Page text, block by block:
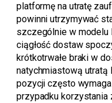
platformę na utratę
powinni utrzymywać
szczególnie w modelu
ciągłość dostaw
krótkotrwałe braki w
natychmiastową utratą
pozycji często
przypadku korzystania